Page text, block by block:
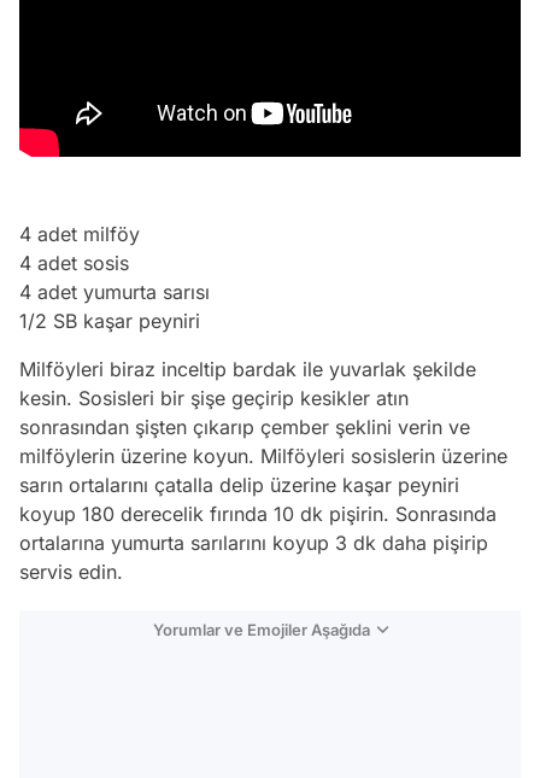
4 adet milföy
4 adet sosis
4 adet yumurta sarısı
1/2 SB kaşar peyniri
Milföyleri biraz inceltip bardak ile yuvarlak şekilde
kesin. Sosisleri bir şişe geçirip kesikler atın
sonrasından şişten çıkarıp çember şeklini verin ve
milföylerin üzerine koyun. Milföyleri sosislerin üzerine
sarın ortalarını çatalla delip üzerine kaşar peyniri
koyup 180 derecelik fırında 10 dk pişirin. Sonrasında
ortalarına yumurta sarılarını koyup 3 dk daha pişirip
servis edin.
Yorumlar ve Emojiler Aşağıda